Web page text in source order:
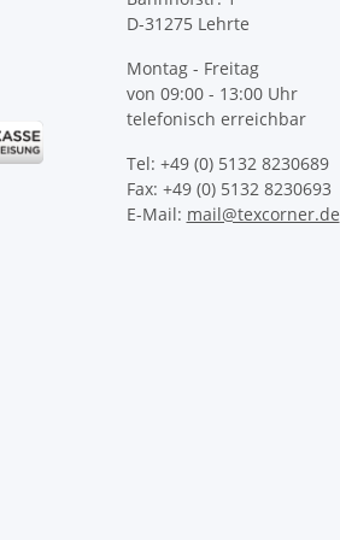
D-31275 Lehrte
Montag - Freitag
von 09:00 - 13:00 Uhr
telefonisch erreichbar
Tel: +49 (0) 5132 8230689
Fax: +49 (0) 5132 8230693
E-Mail: mail@texcorner.de